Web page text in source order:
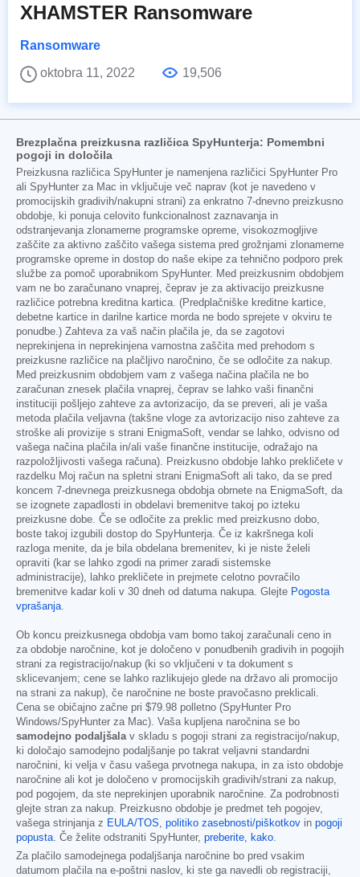
XHAMSTER Ransomware
Ransomware
oktobra 11, 2022
19,506
Brezplačna preizkusna različica SpyHunterja: Pomembni
pogoji in določila
Preizkusna različica SpyHunter je namenjena različici SpyHunter Pro
ali SpyHunter za Mac in vključuje več naprav (kot je navedeno v
promocijskih gradivih/nakupni strani) za enkratno 7-dnevno preizkusno
obdobje, ki ponuja celovito funkcionalnost zaznavanja in
odstranjevanja zlonamerne programske opreme, visokozmogljive
zaščite za aktivno zaščito vašega sistema pred grožnjami zlonamerne
programske opreme in dostop do naše ekipe za tehnično podporo prek
službe za pomoč uporabnikom SpyHunter. Med preizkusnim obdobjem
vam ne bo zaračunano vnaprej, čeprav je za aktivacijo preizkusne
različice potrebna kreditna kartica. (Predplačniške kreditne kartice,
debetne kartice in darilne kartice morda ne bodo sprejete v okviru te
ponudbe.) Zahteva za vaš način plačila je, da se zagotovi
neprekinjena in neprekinjena varnostna zaščita med prehodom s
preizkusne različice na plačljivo naročnino, če se odločite za nakup.
Med preizkusnim obdobjem vam z vašega načina plačila ne bo
zaračunan znesek plačila vnaprej, čeprav se lahko vaši finančni
instituciji pošljejo zahteve za avtorizacijo, da se preveri, ali je vaša
metoda plačila veljavna (takšne vloge za avtorizacijo niso zahteve za
stroške ali provizije s strani EnigmaSoft, vendar se lahko, odvisno od
vašega načina plačila in/ali vaše finančne institucije, odražajo na
razpoložljivosti vašega računa). Preizkusno obdobje lahko prekličete v
razdelku Moj račun na spletni strani EnigmaSoft ali tako, da se pred
koncem 7-dnevnega preizkusnega obdobja obrnete na EnigmaSoft, da
se izognete zapadlosti in obdelavi bremenitve takoj po izteku
preizkusne dobe. Če se odločite za preklic med preizkusno dobo,
boste takoj izgubili dostop do SpyHunterja. Če iz kakršnega koli
razloga menite, da je bila obdelana bremenitev, ki je niste želeli
opraviti (kar se lahko zgodi na primer zaradi sistemske
administracije), lahko prekličete in prejmete celotno povračilo
bremenitve kadar koli v 30 dneh od datuma nakupa. Glejte Pogosta
vprašanja.
Ob koncu preizkusnega obdobja vam bomo takoj zaračunali ceno in
za obdobje naročnine, kot je določeno v ponudbenih gradivih in pogojih
strani za registracijo/nakup (ki so vključeni v ta dokument s
sklicevanjem; cene se lahko razlikujejo glede na državo ali promocijo
na strani za nakup), če naročnine ne boste pravočasno preklicali.
Cena se običajno začne pri $79.98 polletno (SpyHunter Pro
Windows/SpyHunter za Mac). Vaša kupljena naročnina se bo
samodejno podaljšalav skladu s pogoji strani za registracijo/nakup,
ki določajo samodejno podaljšanje po takrat veljavni standardni
naročnini, ki velja v času vašega prvotnega nakupa, in za isto obdobje
naročnine ali kot je določeno v promocijskih gradivih/strani za nakup,
pod pogojem, da ste neprekinjen uporabnik naročnine. Za podrobnosti
glejte stran za nakup. Preizkusno obdobje je predmet teh pogojev,
vašega strinjanja z EULA/TOS, politiko zasebnosti/piškotkov in pogoji
popusta. Če želite odstraniti SpyHunter, preberite, kako.
Za plačilo samodejnega podaljšanja naročnine bo pred vsakim
datumom plačila na e-poštni naslov, ki ste ga navedli ob registraciji,